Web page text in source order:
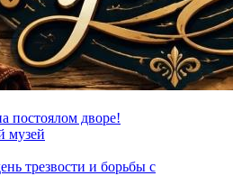
постоялом дворе!
музей
трезвости и борьбы с